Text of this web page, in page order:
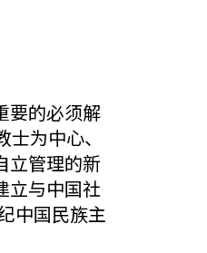
要的必须解
为中心、
立管理的新
立与中国社
中国民族主